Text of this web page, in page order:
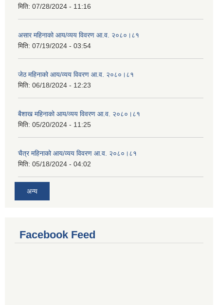
मिति: 07/28/2024 - 11:16
असार महिनाको आय/व्यय विवरण आ.व. २०८०।८१
मिति: 07/19/2024 - 03:54
जेठ महिनाको आय/व्यय विवरण आ.व. २०८०।८१
मिति: 06/18/2024 - 12:23
बैशाख महिनाको आय/व्यय विवरण आ.व. २०८०।८१
मिति: 05/20/2024 - 11:25
चैत्र महिनाको आय/व्यय विवरण आ.व. २०८०।८१
मिति: 05/18/2024 - 04:02
अन्य
Facebook Feed